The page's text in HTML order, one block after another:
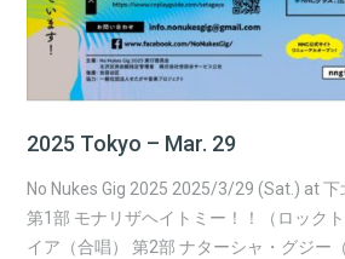
2025 Tokyo – Mar. 29
No Nukes Gig 2025 2025/3/29 (Sat.) at
第1部 モナリザヘイトミー！！（ロック
イア（合唱） 第2部 ナターシャ・グジー